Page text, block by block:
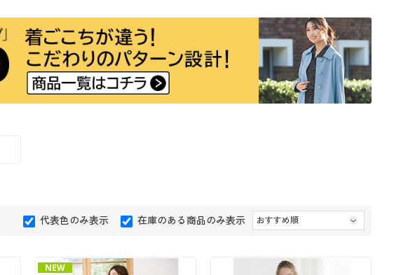
大きいサイズ 事務・制服
代表色のみ表示 在庫のある商品のみ表示
NEW